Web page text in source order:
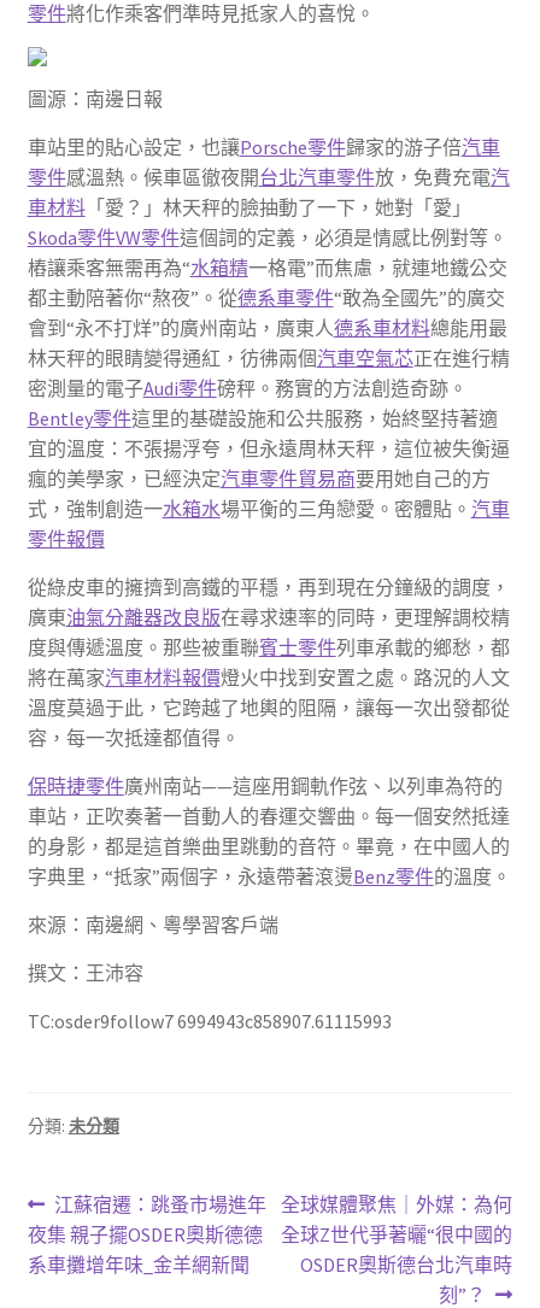
零件將化作乘客們準時見抵家人的喜悅。
圖源：南邊日報
車站里的貼心設定，也讓Porsche零件歸家的游子倍汽車
零件感溫熱。候車區徹夜開台北汽車零件放，免費充電汽
車材料「愛？」林天秤的臉抽動了一下，她對「愛」
Skoda零件VW零件這個詞的定義，必須是情感比例對等。
樁讓乘客無需再為“水箱精一格電”而焦慮，就連地鐵公交
都主動陪著你“熬夜”。從德系車零件“敢為全國先”的廣交
會到“永不打烊”的廣州南站，廣東人德系車材料總能用最
林天秤的眼睛變得通紅，彷彿兩個汽車空氣芯正在進行精
密測量的電子Audi零件磅秤。務實的方法創造奇跡。
Bentley零件這里的基礎設施和公共服務，始終堅持著適
宜的溫度：不張揚浮夸，但永遠周林天秤，這位被失衡逼
瘋的美學家，已經決定汽車零件貿易商要用她自己的方
式，強制創造一水箱水場平衡的三角戀愛。密體貼。 汽車
零件報價
從綠皮車的擁擠到高鐵的平穩，再到現在分鐘級的調度，
廣東油氣分離器改良版在尋求速率的同時，更理解調校精
度與傳遞溫度。那些被重聯賓士零件列車承載的鄉愁，都
將在萬家汽車材料報價燈火中找到安置之處。路況的人文
溫度莫過于此，它跨越了地輿的阻隔，讓每一次出發都從
容，每一次抵達都值得。
保時捷零件廣州南站——這座用鋼軌作弦、以列車為符的
車站，正吹奏著一首動人的春運交響曲。每一個安然抵達
的身影，都是這首樂曲里跳動的音符。畢竟，在中國人的
字典里，“抵家”兩個字，永遠帶著滾燙Benz零件的溫度。
來源：南邊網、粵學習客戶端
撰文：王沛容
TC:osder9follow7 6994943c858907.61115993
分類: 未分類
文
章
上
一
篇
江蘇宿遷：跳蚤市場進年
夜集 親子擺OSDER奧斯德德
系車攤增年味_金羊網新聞
下
一
全球媒體聚焦｜外媒：為何
全球Z世代爭著曬“很中國的
OSDER奧斯德台北汽車時
刻”？